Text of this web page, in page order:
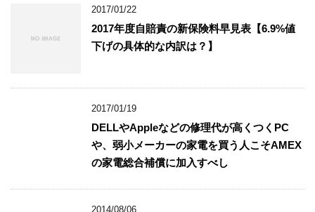
2017/01/22
2017年度自賠責の新保険料早見表【6.9%値
下げの具体的な内訳は？】
2017/01/19
DELLやAppleなどの修理代が高くつくPC
や、弱小メーカーの家電を買う人こそAMEX
の家電総合補償に加入すべし
2014/08/06